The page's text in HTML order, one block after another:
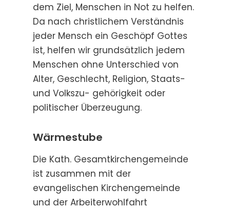
dem Ziel, Menschen in Not zu helfen.
Da nach christlichem Verständnis
jeder Mensch ein Geschöpf Gottes
ist, helfen wir grundsätzlich jedem
Menschen ohne Unterschied von
Alter, Geschlecht, Religion, Staats-
und Volkszu- gehörigkeit oder
politischer Überzeugung.
Wärmestube
Die Kath. Gesamtkirchengemeinde
ist zusammen mit der
evangelischen Kirchengemeinde
und der Arbeiterwohlfahrt